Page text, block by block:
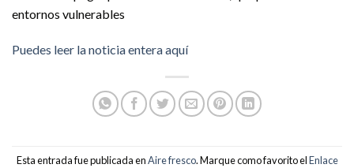
entornos vulnerables
Puedes leer la noticia entera aquí
Esta entrada fue publicada enAire fresco. Marque como favorito elEnlace